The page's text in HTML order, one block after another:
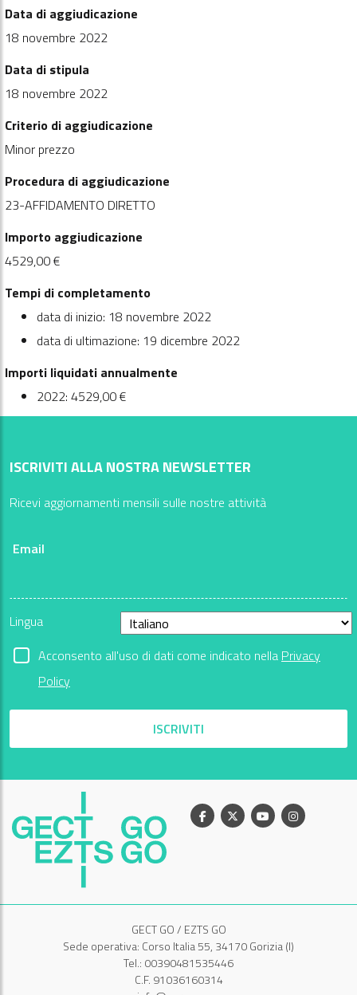
Data di aggiudicazione
18 novembre 2022
Data di stipula
18 novembre 2022
Criterio di aggiudicazione
Minor prezzo
Procedura di aggiudicazione
23-AFFIDAMENTO DIRETTO
Importo aggiudicazione
4529,00 €
Tempi di completamento
data di inizio: 18 novembre 2022
data di ultimazione: 19 dicembre 2022
Importi liquidati annualmente
2022: 4529,00 €
ISCRIVITI ALLA NOSTRA NEWSLETTER
Ricevi aggiornamenti mensili sulle nostre attività
Email
Lingua
Acconsento all'uso di dati come indicato nella Privacy
Policy
ISCRIVITI
Facebook
X YoutubeInstagram
GECT GO / EZTS GO
Sede operativa: Corso Italia 55, 34170 Gorizia (I)
Tel.: 00390481535446
C.F. 91036160314